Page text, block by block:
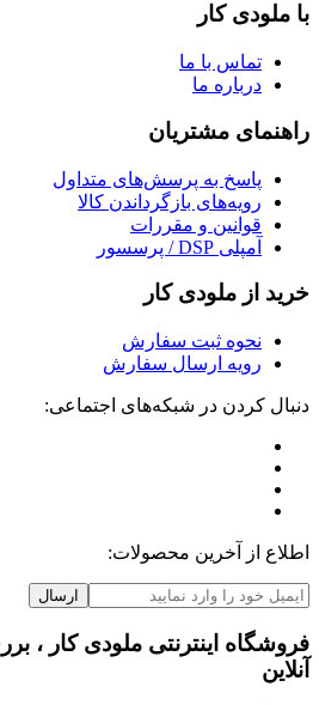
با ملودی کار
تماس با ما
درباره ما
راهنمای مشتریان
پاسخ به پرسش‌های متداول
رویه‌های بازگرداندن کالا
قوانین و مقررات
آمپلی DSP / پرسسور
خرید از ملودی کار
نحوه ثبت سفارش
رویه ارسال سفارش
دنبال کردن در شبکه‌های اجتماعی:
اطلاع از آخرین محصولات:
ارسال
فروشگاه اینترنتی ملودی کار ،
آنلاین